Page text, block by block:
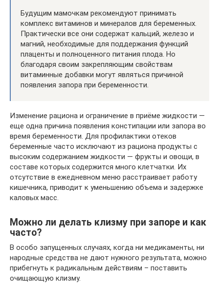
Будущим мамочкам рекомендуют принимать
комплекс витаминов и минералов для беременных.
Практически все они содержат кальций, железо и
магний, необходимые для поддержания функций
плаценты и полноценного питания плода. Но
благодаря своим закрепляющим свойствам
витаминные добавки могут являться причиной
появления запора при беременности.
Изменение рациона и ограничение в приёме жидкости —
еще одна причина появления констипации или запора во
время беременности. Для профилактики отеков
беременные часто исключают из рациона продукты с
высоким содержанием жидкости — фрукты и овощи, в
составе которых содержится много клетчатки. Их
отсутствие в ежедневном меню расстраивает работу
кишечника, приводит к уменьшению объема и задержке
каловых масс.
Можно ли делать клизму при запоре и как
часто?
В особо запущенных случаях, когда ни медикаменты, ни
народные средства не дают нужного результата, можно
прибегнуть к радикальным действиям – поставить
очищающую клизму.